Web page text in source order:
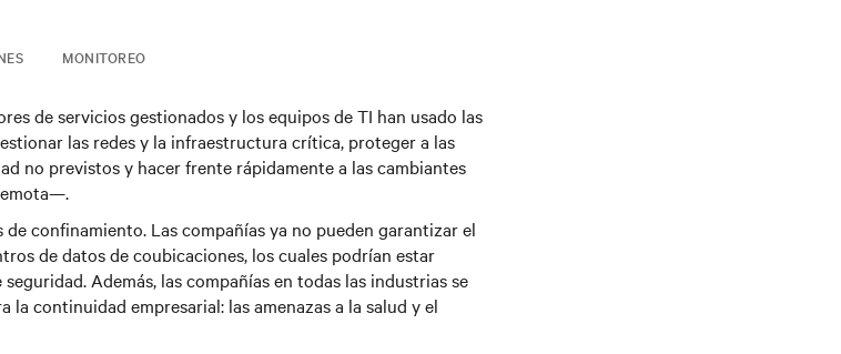
MONITOREO
de servicios gestionados y los equipos de TI han usado las
las redes y la infraestructura crítica, proteger a las
no previstos y hacer frente rápidamente a las cambiantes
confinamiento. Las compañías ya no pueden garantizar el
de datos de coubicaciones, los cuales podrían estar
Además, las compañías en todas las industrias se
continuidad empresarial: las amenazas a la salud y el